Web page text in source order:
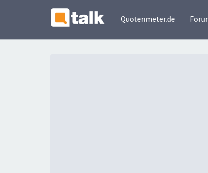
Quotenmeter.de